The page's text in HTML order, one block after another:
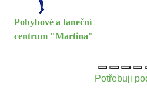
Pohybové a taneční
centrum "Martina"
Potřebuji